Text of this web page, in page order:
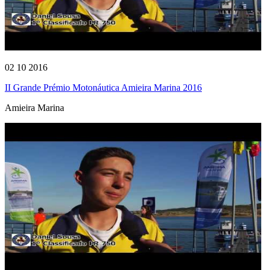
02 10 2016
II Grande Prémio Motonáutica Amieira Marina 2016
Amieira Marina